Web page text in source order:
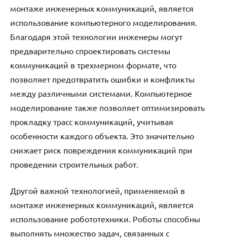
монтаже инженерных коммуникаций, является
использование компьютерного моделирования.
Благодаря этой технологии инженеры могут
предварительно спроектировать системы
коммуникаций в трехмерном формате, что
позволяет предотвратить ошибки и конфликты
между различными системами. Компьютерное
моделирование также позволяет оптимизировать
прокладку трасс коммуникаций, учитывая
особенности каждого объекта. Это значительно
снижает риск повреждения коммуникаций при
проведении строительных работ.
Другой важной технологией, применяемой в
монтаже инженерных коммуникаций, является
использование робототехники. Роботы способны
выполнять множество задач, связанных с